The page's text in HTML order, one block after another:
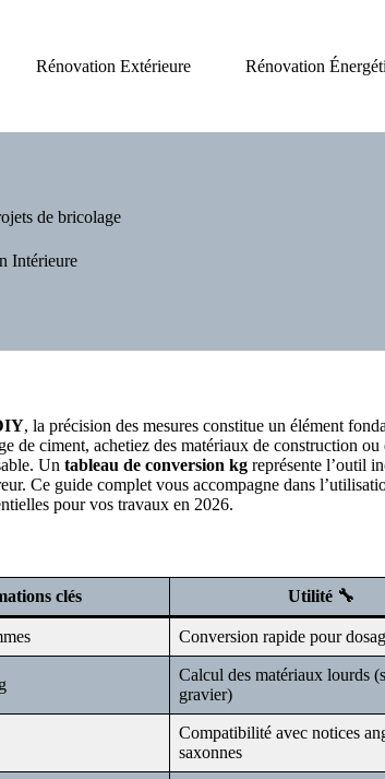
Rénovation Extérieure Rénovation
de bricolage
Intérieure
, la précision des mesures constitue un élément
de ciment, achetiez des matériaux de construction ou
Un tableau de conversion kg représente l’outil
Ce guide complet vous accompagne dans
pour vos travaux en 2026.
clés Utilité 🔧
Conversion rapide pour
Calcul des matériaux lourds
gravier)
Compatibilité avec notices
saxonnes